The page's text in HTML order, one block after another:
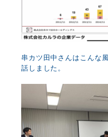
串カツ田中さんはこんな
話しました。